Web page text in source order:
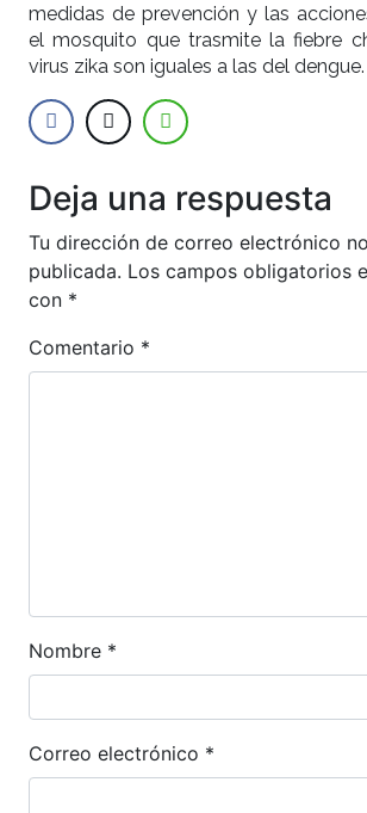
medidas de prevención y las
el mosquito que trasmite la fiebre
virus zika son iguales a las del dengue.
Deja una respuesta
Tu dirección de correo electrónico
publicada. Los campos obligatorios
con *
Comentario *
Nombre *
Correo electrónico *